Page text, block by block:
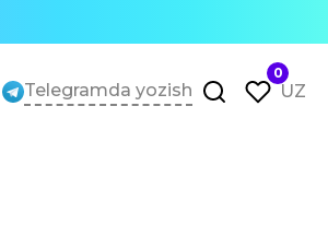
Telegramda yozish
0
UZ